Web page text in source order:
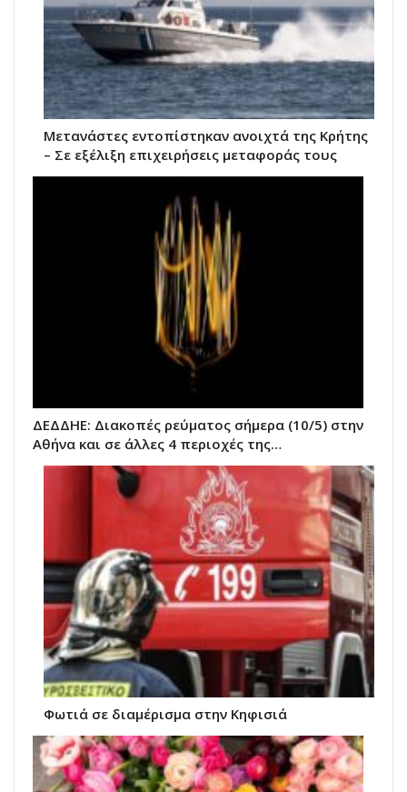
Μετανάστες εντοπίστηκαν ανοιχτά της Κρήτης
– Σε εξέλιξη επιχειρήσεις μεταφοράς τους
ΔΕΔΔΗΕ: Διακοπές ρεύματος σήμερα (10/5) στην
Αθήνα και σε άλλες 4 περιοχές της…
Φωτιά σε διαμέρισμα στην Κηφισιά